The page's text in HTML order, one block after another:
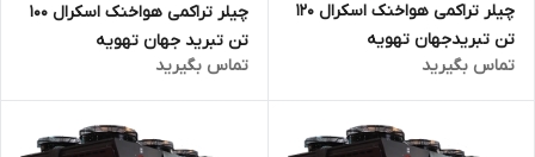
چیلر تراکمی هواخنک اسکرال 120
تن تبریدجهان تهویه
تماس بگیرید
چیلر تراکمی هواخنک اسکرال 100
تن تبرید جهان تهویه
تماس بگیرید